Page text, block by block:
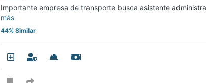
Importante empresa de transporte busca asistente
más
44% Similar